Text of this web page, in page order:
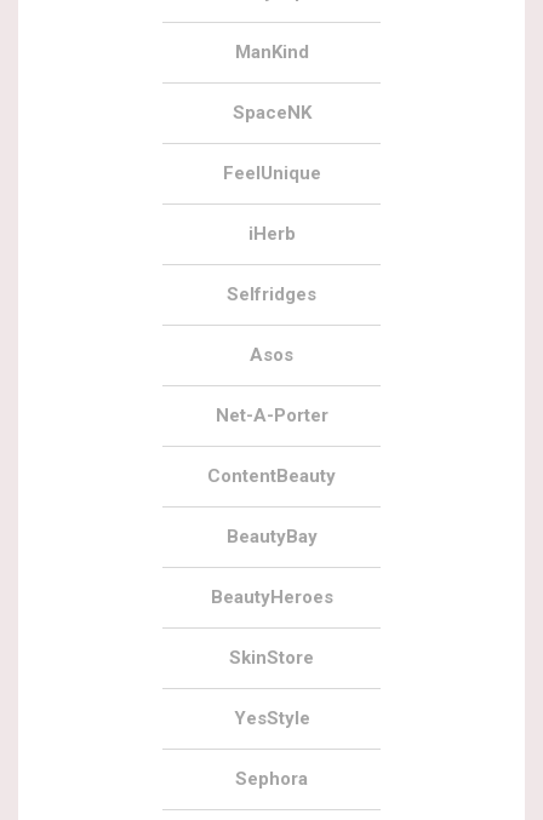
ManKind
SpaceNK
FeelUnique
iHerb
Selfridges
Asos
Net-A-Porter
ContentBeauty
BeautyBay
BeautyHeroes
SkinStore
YesStyle
Sephora